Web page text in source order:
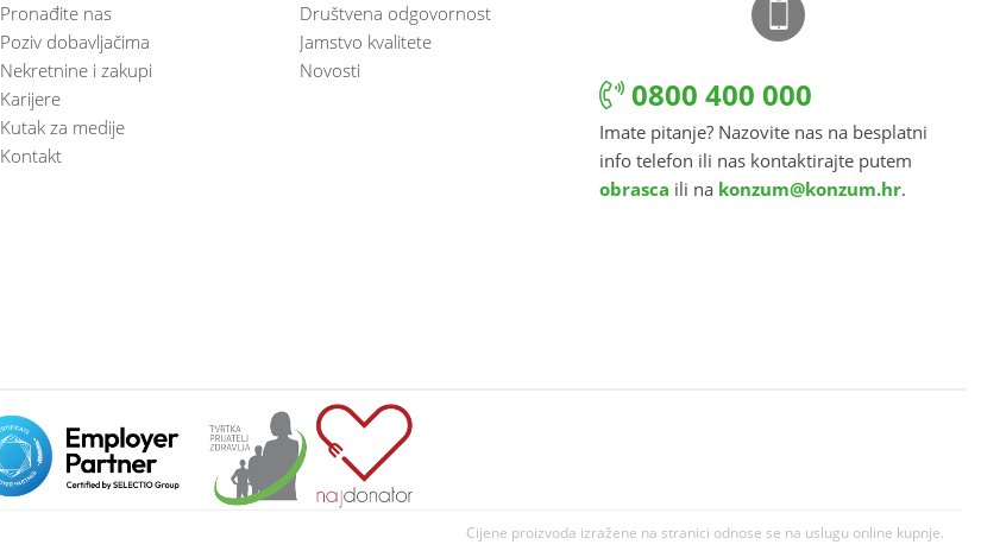
Pronađite nas
Poziv dobavljačima
Nekretnine i zakupi
Karijere
Kutak za medije
Kontakt
Društvena odgovornost
Jamstvo kvalitete
Novosti
0800 400 000
Imate pitanje? Nazovite nas na besplatni
info telefon ili nas kontaktirajte putem
obrasca ili na konzum@konzum.hr.
Cijene proizvoda izražene na stranici odnose se na uslugu online kupnje.